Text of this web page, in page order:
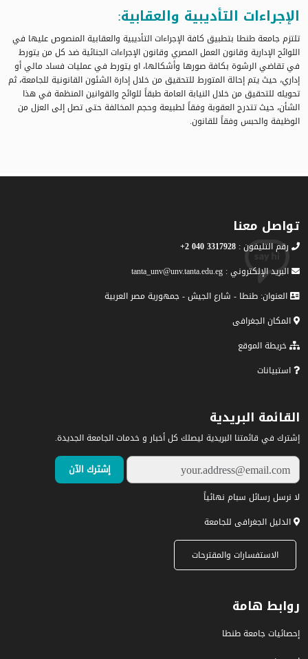
الإجراءات التأديبية والعقابية:
تلتزم جامعة طنطا بتطبيق كافة الإجراءات التأديبية والعقابية المنصوص عليها في
اللوائح الإدارية وقانون العمل المصري وقانون الإجراءات الجنائية ضد كل من يتورط
في تقاضي الرشوة بكافة صورها وأشكالها، او يتورط في عمليات فساد مالي أو
إداري، حيث يتم إحالة المتورط للتحقيق من خلال إدارة الشئون القانونية للجامعة، ثم
تحويله للتحقيق من خلال النيابة العامة طبقاً للوائح والقوانين المنظمة في هذا
الشأن، حيث تتدرج العقوبة وفقاً لطبيعة وحجم المخالفة حتى تصل إلى العزل من
الوظيفة والحبس وفقاً للقانون.
تواصل معنا
رقم التليفون : 3317928 040 2+
البريد الإلكتروني : tanta_unv@unv.tanta.edu.eg
العنوان: طنطا - شارع الجيش - جمهورية مصر العربية
المكان الجغرافى
خريطة الموقع
استبيانات
القائمة البريدية
إشترك في قائمتنا البريدية ليصلك كل أخبار و خدمات الجامعة الجديدة.
لا نرسل رسائل سبام نهائياً
الدليل الجغرافى للجامعة
الاستفسارات والمقترحات
روابط هامة
إحصائيات جامعة طنطا